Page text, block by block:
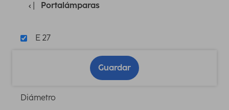
Portalámparas
E 27
Guardar
Diámetro